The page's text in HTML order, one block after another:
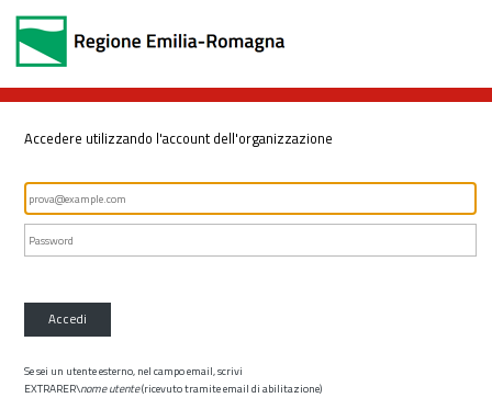
Accedere utilizzando l'account dell'organizzazione
Accedi
Se sei un utente esterno, nel campo email, scrivi
EXTRARER\nome utente(ricevuto tramite email di abilitazione)